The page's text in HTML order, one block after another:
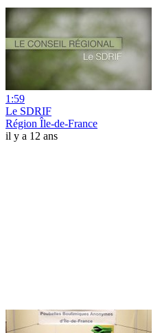
1:59
Le SDRIF
Région Île-de-France
il y a 12 ans